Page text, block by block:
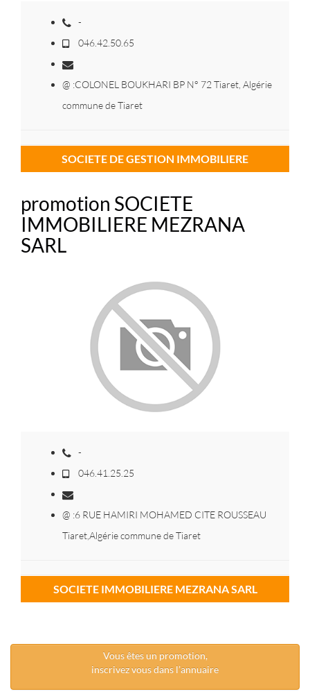
-
046.42.50.65
@ :COLONEL BOUKHARI BP N° 72 Tiaret, Algérie
commune de Tiaret
SOCIETE DE GESTION IMMOBILIERE
promotion SOCIETE
IMMOBILIERE MEZRANA
SARL
-
046.41.25.25
@ :6 RUE HAMIRI MOHAMED CITE ROUSSEAU
Tiaret,Algérie commune de Tiaret
SOCIETE IMMOBILIERE MEZRANA SARL
Vous êtes un promotion,
inscrivez vous dans l’annuaire